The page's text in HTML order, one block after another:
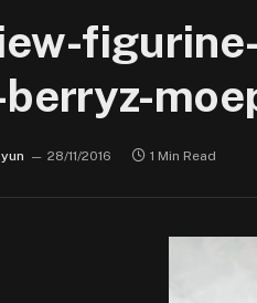
28/11/2016 1 Min Read